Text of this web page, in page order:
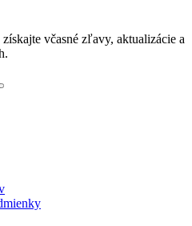
včasné zľavy, aktualizácie a